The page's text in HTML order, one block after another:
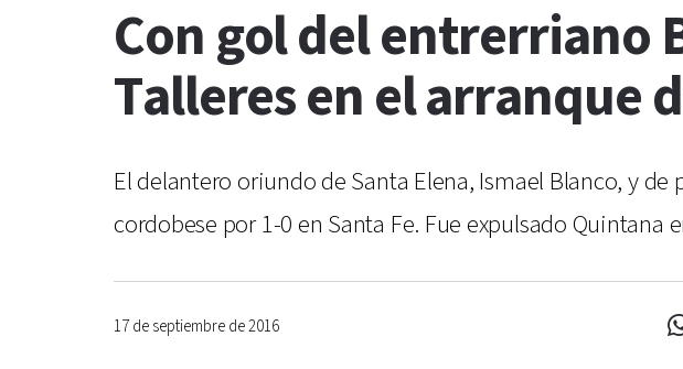
Con gol del entrerriano
Talleres en el arranque
El delantero oriundo de Santa Elena, Ismael Blanco, y
cordobese por 1-0 en Santa Fe. Fue expulsado
17 de septiembre de 2016